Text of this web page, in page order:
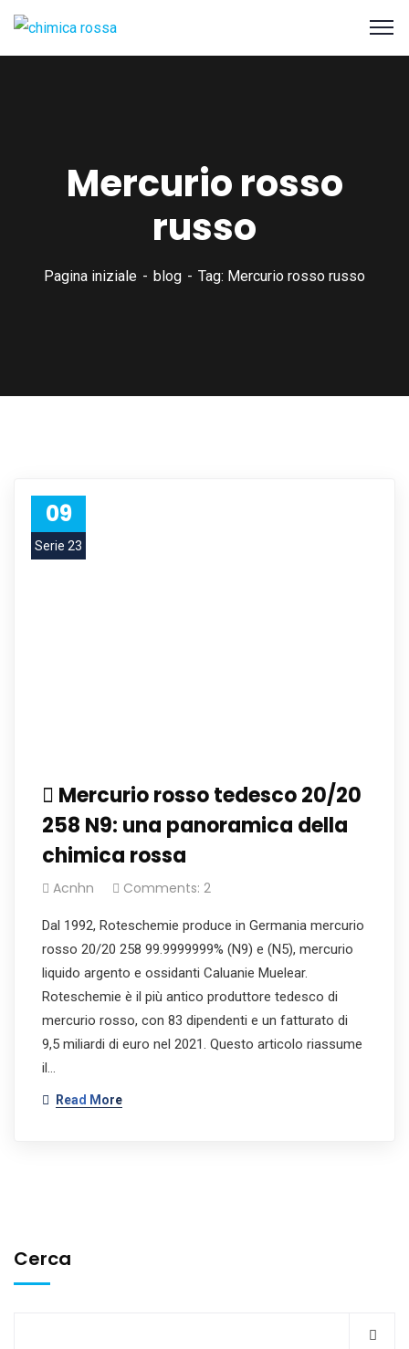
Mercurio rosso
russo
Pagina iniziale blog Tag: Mercurio rosso russo
09
Serie 23
Mercurio rosso tedesco 20/20
258 N9: una panoramica della
chimica rossa
Acnhn Comments: 2
Dal 1992, Roteschemie produce in Germania mercurio
rosso 20/20 258 99.9999999% (N9) e (N5), mercurio
liquido argento e ossidanti Caluanie Muelear.
Roteschemie è il più antico produttore tedesco di
mercurio rosso, con 83 dipendenti e un fatturato di
9,5 miliardi di euro nel 2021. Questo articolo riassume
il…
Read More
Cerca